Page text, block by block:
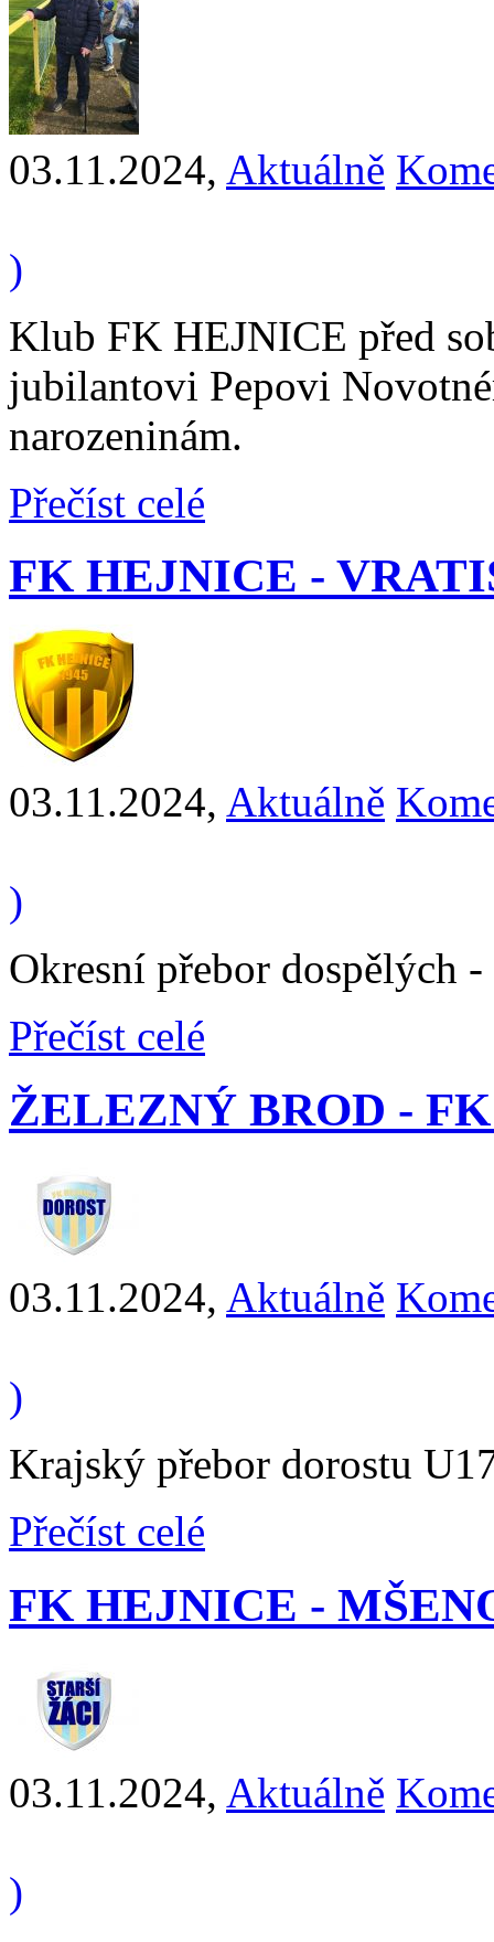
03.11.2024, Aktuálně
)
Klub FK HEJNICE před
jubilantovi Pepovi
narozeninám.
Přečíst celé
FK HEJNICE -
03.11.2024, Aktuálně
)
Okresní přebor dospělých
Přečíst celé
ŽELEZNÝ BROD -
03.11.2024, Aktuálně
)
Krajský přebor dorostu
Přečíst celé
FK HEJNICE -
03.11.2024, Aktuálně
)